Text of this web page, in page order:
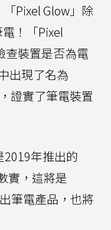
Pixel Glow」除
！「Pixel
查裝置是否為電
出現了名為
證實了筆電裝置
年推出的
實，這將是
筆電產品，也將